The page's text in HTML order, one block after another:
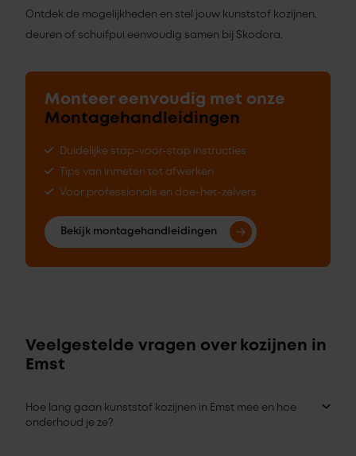
Ontdek de mogelijkheden en stel jouw kunststof kozijnen,
deuren of schuifpui eenvoudig samen bij Skodora.
Monteer eenvoudig met onze
Montagehandleidingen
Duidelijke stap-voor-stap instructies
Tips van inmeten tot afwerken
Voor professionals en doe-het-zelvers
Bekijk montagehandleidingen
Veelgestelde vragen over kozijnen in
Emst
Hoe lang gaan kunststof kozijnen in Emst mee en hoe
onderhoud je ze?